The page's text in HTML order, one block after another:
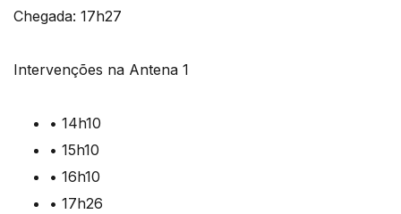
Chegada: 17h27
Intervenções na Antena 1
• 14h10
• 15h10
• 16h10
• 17h26